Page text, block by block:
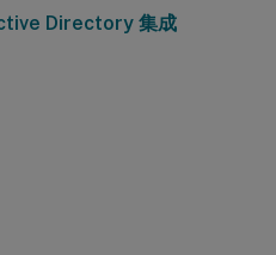
Directory 集成